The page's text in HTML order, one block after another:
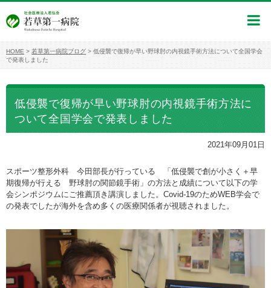
HOME > 若草第一病院ブログ > 低侵襲で復帰が早い野球肘の内視鏡手術方法について全国学会
で発表しました
低侵襲で復帰が早い野球肘の内視鏡手術方法に
ついて全国学会で発表しました
2021年09月01日
スポーツ整形外科 今田部長が行っている 「低侵襲で創が小さく＋早
期復帰が行える 野球肘の関節鏡手術」の方法と成績について以下の学
会シンポジウムにご推薦頂き講演しました。Covid-19のためWEB学会で
の発表でしたが海外を含め多くの医療関係者が視聴されました。